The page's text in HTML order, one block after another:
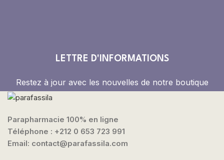
LETTRE D'INFORMATIONS
Restez à jour avec les nouvelles de notre boutique
Parapharmacie 100% en ligne
Téléphone : +212 0 653 723 991
Email: contact@parafassila.com